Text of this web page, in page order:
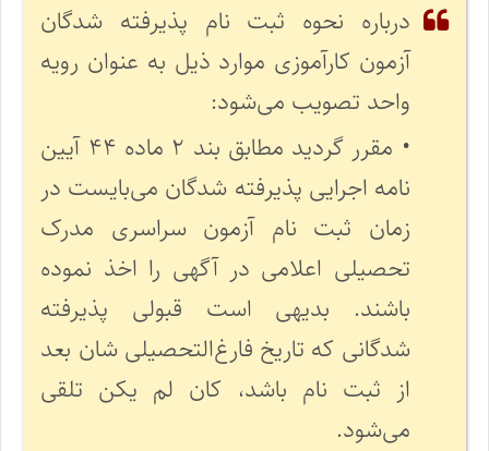
درباره نحوه ثبت نام پذیرفته شدگان
آزمون کارآموزی موارد ذیل به عنوان رویه
واحد تصویب می‌شود:
• مقرر گردید مطابق بند ۲ ماده ۴۴ آیین
نامه اجرایی پذیرفته شدگان می‌بایست در
زمان ثبت نام آزمون سراسری مدرک
تحصیلی اعلامی در آگهی را اخذ نموده
باشند. بدیهی است قبولی پذیرفته
شدگانی که تاریخ فارغ‌التحصیلی شان بعد
از ثبت نام باشد، کان لم یکن تلقی
می‌شود.